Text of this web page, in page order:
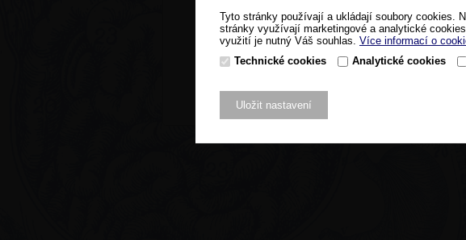
Copyright ©
Tyto stránky používají a ukládají soubory cookies.
stránky využívají marketingové a analytické
využití je nutný Váš souhlas. Více informací o
Technické cookies
Analytické cookies
Uložit nastavení